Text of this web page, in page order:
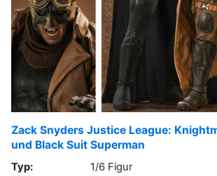
Zack Snyders Justice League:
und Black Suit Superman
Typ:
1/6 Figur